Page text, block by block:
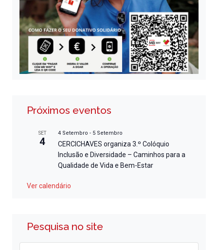
Próximos eventos
SET
4
4 Setembro - 5 Setembro
CERCICHAVES organiza 3.º Colóquio
Inclusão e Diversidade – Caminhos para a
Qualidade de Vida e Bem-Estar
Ver calendário
Pesquisa no site